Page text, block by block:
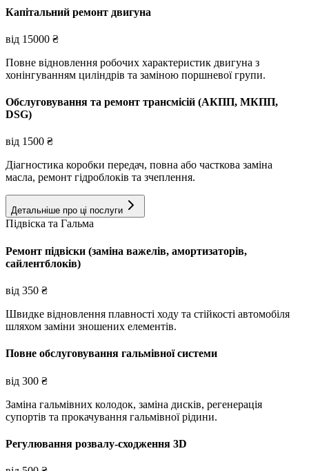
Капітальний ремонт двигуна
від 15000 ₴
Повне відновлення робочих характеристик двигуна з
хонінгуванням циліндрів та заміною поршневої групи.
Обслуговування та ремонт трансмісій (АКПП, МКПП,
DSG)
від 1500 ₴
Діагностика коробки передач, повна або часткова заміна
масла, ремонт гідроблоків та зчеплення.
Детальніше про ці послуги
Підвіска та Гальма
Ремонт підвіски (заміна важелів, амортизаторів,
сайлентблоків)
від 350 ₴
Швидке відновлення плавності ходу та стійкості автомобіля
шляхом заміни зношених елементів.
Повне обслуговування гальмівної системи
від 300 ₴
Заміна гальмівних колодок, заміна дисків, регенерація
супортів та прокачування гальмівної рідини.
Регулювання розвалу-сходження 3D